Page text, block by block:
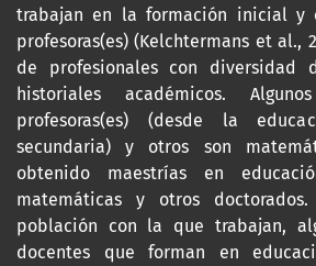
trabajan en la formación inicial y
profesoras(es) (Kelchtermans et al.,
de profesionales con diversidad
historiales académicos.
profesoras(es) (desde la
secundaria) y otros son
obtenido maestrías en
matemáticas y otros
población con la que trabajan,
docentes que forman en